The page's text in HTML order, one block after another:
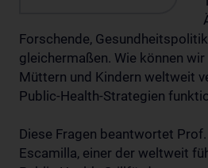
Forschende,
gleichermaßen. Wie können
Müttern und Kindern weltweit
Public-Health-Strategien
Diese Fragen beantwortet Prof.
Escamilla, einer der weltweit